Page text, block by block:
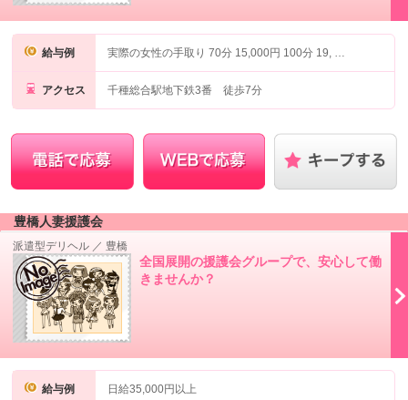
給与例 実際の女性の手取り 70分 15,000円 100分 19, …
アクセス 千種総合駅地下鉄3番 徒歩7分
豊橋人妻援護会
派遣型デリヘル ／ 豊橋
全国展開の援護会グループで、安心して働
きませんか？
給与例 日給35,000円以上